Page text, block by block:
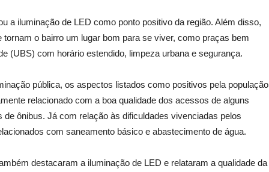
a iluminação de LED como ponto positivo da região. Além disso,
o bairro um lugar bom para se viver, como praças bem
(UBS) com horário estendido, limpeza urbana e segurança.
pública, os aspectos listados como positivos pela população
relacionado com a boa qualidade dos acessos de alguns
de ônibus. Já com relação às dificuldades vivenciadas pelos
com saneamento básico e abastecimento de água.
destacaram a iluminação de LED e relataram a qualidade da